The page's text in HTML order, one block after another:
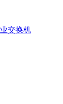
交换机